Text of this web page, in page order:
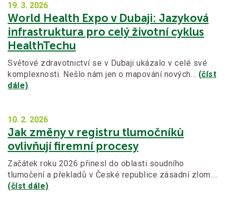
19. 3. 2026
World Health Expo v Dubaji: Jazyková
infrastruktura pro celý životní cyklus
HealthTechu
Světové zdravotnictví se v Dubaji ukázalo v celé své
komplexnosti. Nešlo nám jen o mapování nových… (číst
dále)
10. 2. 2026
Jak změny v registru tlumočníků
ovlivňují firemní procesy
Začátek roku 2026 přinesl do oblasti soudního
tlumočení a překladů v České republice zásadní zlom.…
(číst dále)